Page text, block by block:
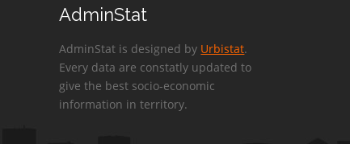
AdminStat
AdminStat is designed by Urbistat.
Every data are constatly updated to
give the best socio-economic
information in territory.